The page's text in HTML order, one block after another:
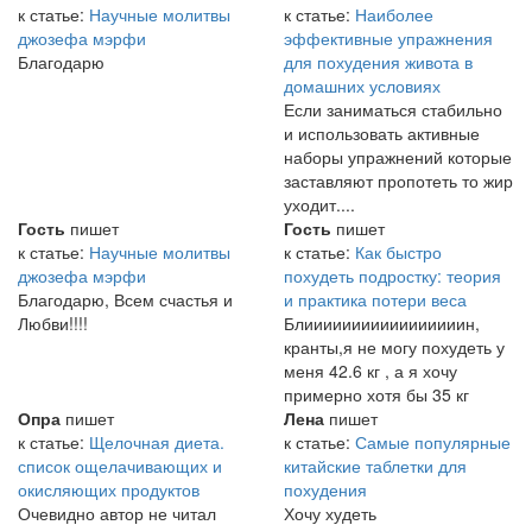
к статье: Научные молитвы
джозефа мэрфи
Благодарю
к статье: Наиболее
эффективные упражнения
для похудения живота в
домашних условиях
Если заниматься стабильно
и использовать активные
наборы упражнений которые
заставляют пропотеть то жир
уходит....
Гость пишет
к статье: Научные молитвы
джозефа мэрфи
Благодарю, Всем счастья и
Любви!!!!
Гость пишет
к статье: Как быстро
похудеть подростку: теория
и практика потери веса
Блииииииииииииииииин,
кранты,я не могу похудеть у
меня 42.6 кг , а я хочу
примерно хотя бы 35 кг
Опра пишет
к статье: Щелочная диета.
список ощелачивающих и
окисляющих продуктов
Очевидно автор не читал
Лена пишет
к статье: Самые популярные
китайские таблетки для
похудения
Хочу худеть